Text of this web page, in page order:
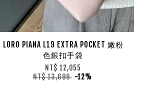
LORO PIANA L19 EXTRA POCKET 嫩粉
色銀扣手袋
NT$ 12,055
NT$ 13,699 -12%